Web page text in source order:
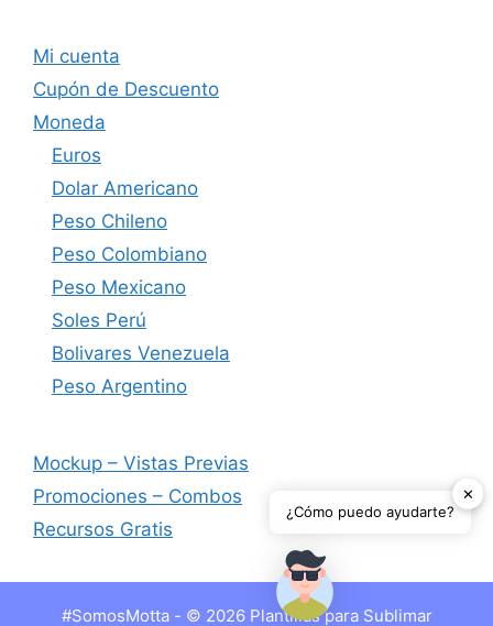
Mi cuenta
Cupón de Descuento
Moneda
Euros
Dolar Americano
Peso Chileno
Peso Colombiano
Peso Mexicano
Soles Perú
Bolivares Venezuela
Peso Argentino
Mockup – Vistas Previas
Promociones – Combos
Recursos Gratis
#SomosMotta - © 2026 Plantillas para Sublimar
✕
¿Cómo puedo ayudarte?